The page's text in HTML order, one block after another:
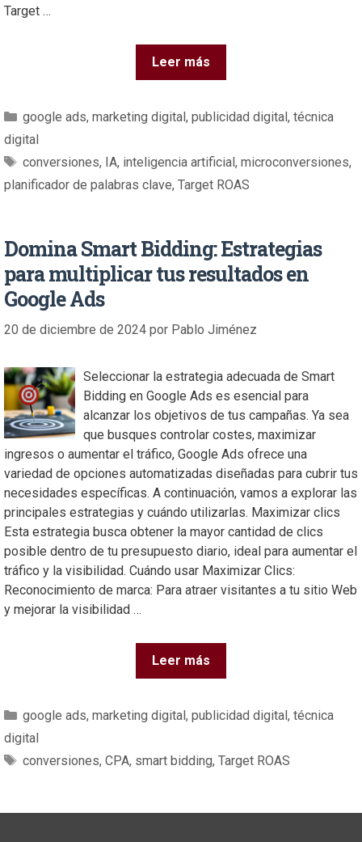
Target …
Leer más
google ads, marketing digital, publicidad digital, técnica
digital
conversiones, IA, inteligencia artificial, microconversiones,
planificador de palabras clave, Target ROAS
Domina Smart Bidding: Estrategias
para multiplicar tus resultados en
Google Ads
20 de diciembre de 2024 por Pablo Jiménez
Seleccionar la estrategia adecuada de Smart
Bidding en Google Ads es esencial para
alcanzar los objetivos de tus campañas. Ya sea
que busques controlar costes, maximizar
ingresos o aumentar el tráfico, Google Ads ofrece una
variedad de opciones automatizadas diseñadas para cubrir tus
necesidades específicas. A continuación, vamos a explorar las
principales estrategias y cuándo utilizarlas. Maximizar clics
Esta estrategia busca obtener la mayor cantidad de clics
posible dentro de tu presupuesto diario, ideal para aumentar el
tráfico y la visibilidad. Cuándo usar Maximizar Clics:
Reconocimiento de marca: Para atraer visitantes a tu sitio Web
y mejorar la visibilidad …
Leer más
google ads, marketing digital, publicidad digital, técnica
digital
conversiones, CPA, smart bidding, Target ROAS